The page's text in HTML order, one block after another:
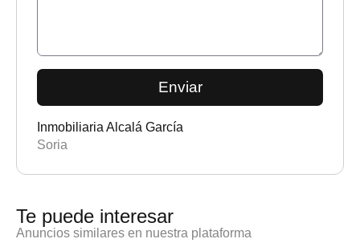
Enviar
Inmobiliaria Alcalá García
Soria
Te puede interesar
Anuncios similares en nuestra plataforma